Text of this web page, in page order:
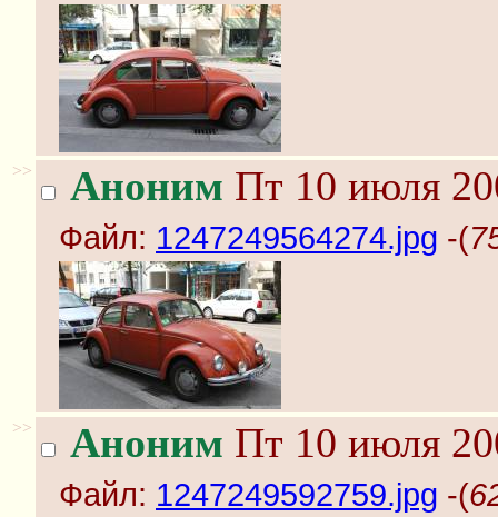
>> Аноним Пт 10 июля
Файл: 1247249564274.jpg -(
>> Аноним Пт 10 июля
Файл: 1247249592759.jpg -(